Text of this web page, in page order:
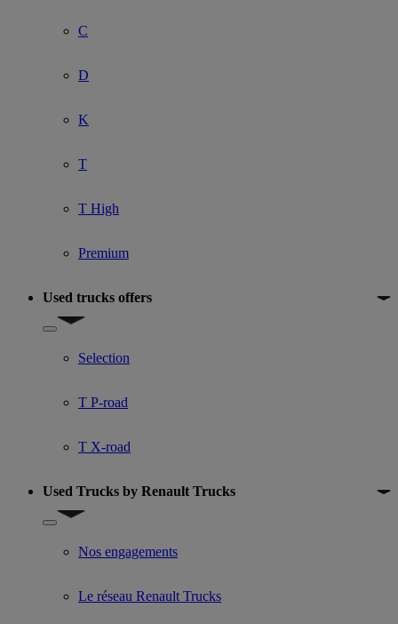
C
D
K
T
T High
Premium
Used trucks offers
Show submenu for Used trucks offers
Selection
T P-road
T X-road
Used Trucks by Renault Trucks
Show submenu for Used Trucks by Renault Trucks
Nos engagements
Le réseau Renault Trucks